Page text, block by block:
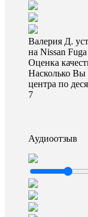
Валерия Д.
на Nissan
Оценка
Насколько Вы
центра по
7
Аудиоотзыв